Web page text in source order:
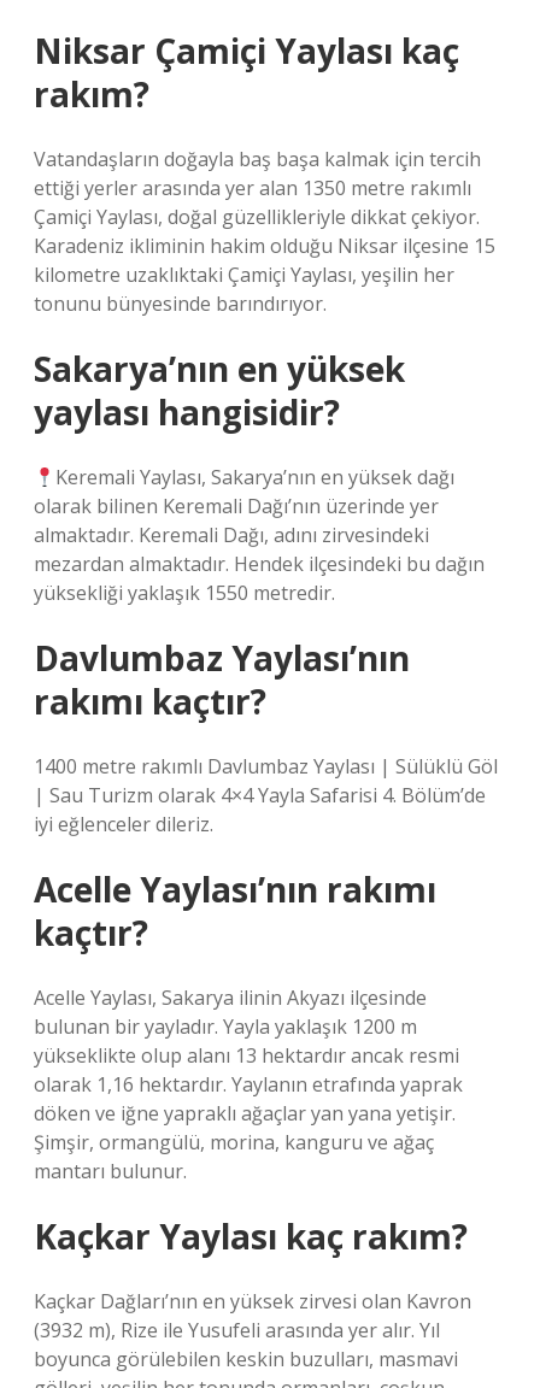
Niksar Çamiçi Yaylası kaç
rakım?
Vatandaşların doğayla baş başa kalmak için tercih
ettiği yerler arasında yer alan 1350 metre rakımlı
Çamiçi Yaylası, doğal güzellikleriyle dikkat çekiyor.
Karadeniz ikliminin hakim olduğu Niksar ilçesine 15
kilometre uzaklıktaki Çamiçi Yaylası, yeşilin her
tonunu bünyesinde barındırıyor.
Sakarya’nın en yüksek
yaylası hangisidir?
Keremali Yaylası, Sakarya’nın en yüksek dağı
olarak bilinen Keremali Dağı’nın üzerinde yer
almaktadır. Keremali Dağı, adını zirvesindeki
mezardan almaktadır. Hendek ilçesindeki bu dağın
yüksekliği yaklaşık 1550 metredir.
Davlumbaz Yaylası’nın
rakımı kaçtır?
1400 metre rakımlı Davlumbaz Yaylası | Sülüklü Göl
| Sau Turizm olarak 4×4 Yayla Safarisi 4. Bölüm’de
iyi eğlenceler dileriz.
Acelle Yaylası’nın rakımı
kaçtır?
Acelle Yaylası, Sakarya ilinin Akyazı ilçesinde
bulunan bir yayladır. Yayla yaklaşık 1200 m
yükseklikte olup alanı 13 hektardır ancak resmi
olarak 1,16 hektardır. Yaylanın etrafında yaprak
döken ve iğne yapraklı ağaçlar yan yana yetişir.
Şimşir, ormangülü, morina, kanguru ve ağaç
mantarı bulunur.
Kaçkar Yaylası kaç rakım?
Kaçkar Dağları’nın en yüksek zirvesi olan Kavron
(3932 m), Rize ile Yusufeli arasında yer alır. Yıl
boyunca görülebilen keskin buzulları, masmavi